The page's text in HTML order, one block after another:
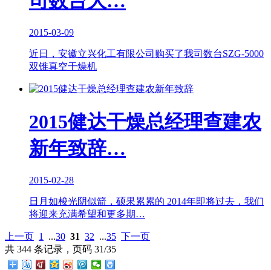
2015-03-09
近日，安徽立兴化工有限公司购买了我司数台SZG-5000
双锥真空干燥机
2015健达干燥总经理查建农
新年致辞…
2015-02-28
日月如梭光阴似箭，硕果累累的 2014年即将过去，我们
将迎来充满希望和更多期…
上一页 1 ...30 31 32 ...35 下一页
共 344 条记录，页码 31/35